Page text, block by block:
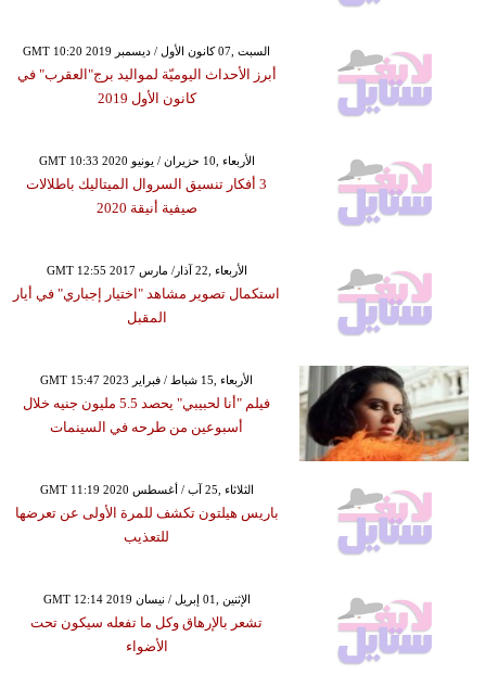
GMT 10:20 2019 السبت ,07 كانون الأول / ديسمبر
أبرز الأحداث اليوميّة لمواليد برج"العقرب" في
كانون الأول 2019
GMT 10:33 2020 الأربعاء ,10 حزيران / يونيو
3 أفكار تنسيق السروال الميتاليك باطلالات
صيفية أنيقة 2020
GMT 12:55 2017 الأربعاء ,22 آذار/ مارس
استكمال تصوير مشاهد "اختيار إجباري" في أيار
المقبل
GMT 15:47 2023 الأربعاء ,15 شباط / فبراير
فيلم "أنا لحبيبي" يحصد 5.5 مليون جنيه خلال
أسبوعين من طرحه في السينمات
GMT 11:19 2020 الثلاثاء ,25 آب / أغسطس
باريس هيلتون تكشف للمرة الأولى عن تعرضها
للتعذيب
GMT 12:14 2019 الإثنين ,01 إبريل / نيسان
تشعر بالإرهاق وكل ما تفعله سيكون تحت
الأضواء